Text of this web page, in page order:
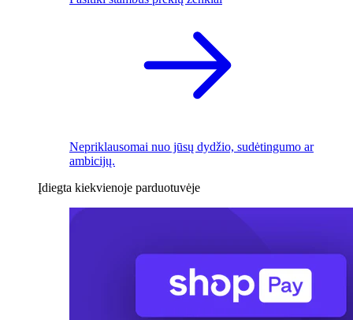
Nepriklausomai nuo jūsų dydžio, sudėtingumo ar
ambicijų.
Įdiegta kiekvienoje parduotuvėje